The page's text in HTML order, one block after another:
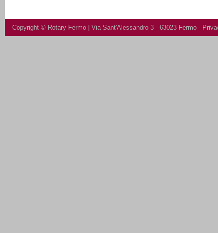
Copyright © Rotary Fermo | Via Sant'Alessandro 3 - 63023 Fermo -